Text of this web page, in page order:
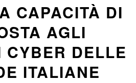
CAPACITÀ DI
AGLI
CYBER DELLE
ITALIANE